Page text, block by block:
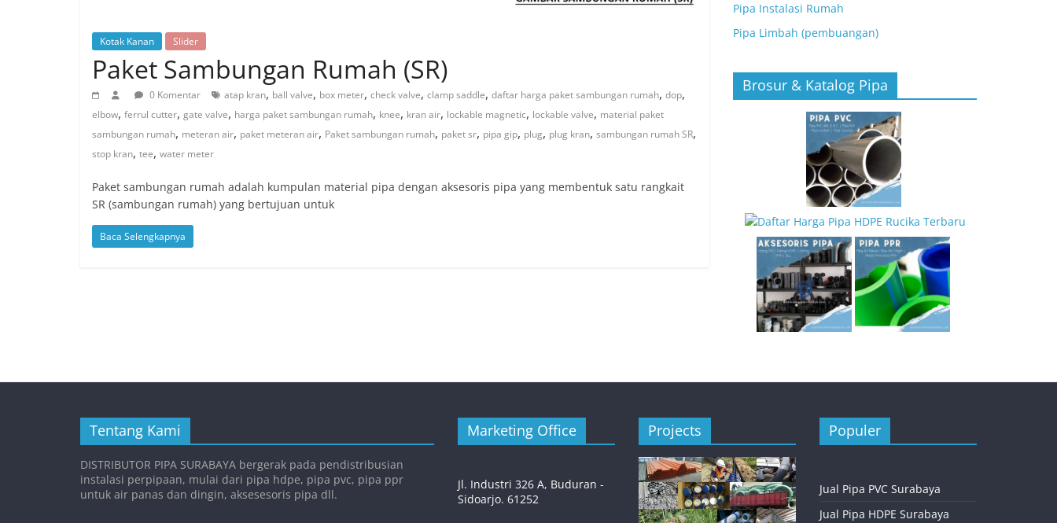
Kotak Kanan Slider
Paket Sambungan Rumah (SR)
0 Komentar atap kran, ball valve, box meter, check valve, clamp saddle, daftar harga paket sambungan rumah, dop,
elbow, ferrul cutter, gate valve, harga paket sambungan rumah, knee, kran air, lockable magnetic, lockable valve, material paket
sambungan rumah, meteran air, paket meteran air, Paket sambungan rumah, paket sr, pipa gip, plug, plug kran, sambungan rumah SR,
stop kran, tee, water meter
Paket sambungan rumah adalah kumpulan material pipa dengan aksesoris pipa yang membentuk satu rangkait
SR (sambungan rumah) yang bertujuan untuk
Baca Selengkapnya
Pipa Instalasi Rumah
Pipa Limbah (pembuangan)
Brosur & Katalog Pipa
Tentang Kami
DISTRIBUTOR PIPA SURABAYA bergerak pada pendistribusian
instalasi perpipaan, mulai dari pipa hdpe, pipa pvc, pipa ppr
untuk air panas dan dingin, aksesesoris pipa dll.
Marketing Office
Jl. Industri 326 A, Buduran -
Sidoarjo. 61252
Projects Populer
Jual Pipa PVC Surabaya
Jual Pipa HDPE Surabaya